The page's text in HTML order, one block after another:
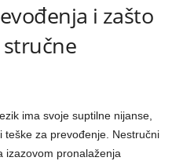
i zašto
ima svoje suptilne nijanse,
teške za prevođenje. Nestručni
izazovom pronalaženja